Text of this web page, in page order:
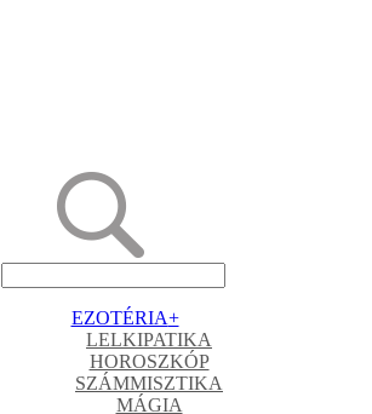
EZOTÉRIA+
LELKIPATIKA
HOROSZKÓP
SZÁMMISZTIKA
MÁGIA